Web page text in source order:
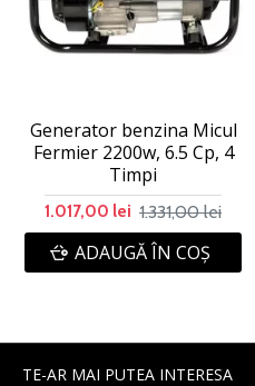
Generator benzina Micul
Fermier 2200w, 6.5 Cp, 4
Timpi
1.017,00 lei 1.331,00 lei
ADAUGĂ ÎN COŞ
TE-AR MAI PUTEA INTERESA